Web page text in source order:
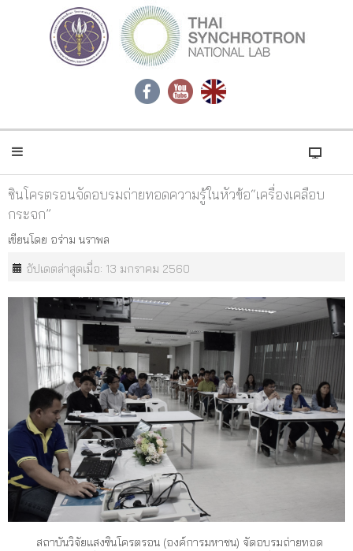
ซินโครตรอนจัดอบรมถ่ายทอดความรู้ในหัวข้อ“เครื่องเคลือบ
กระจก”
เขียนโดย อร่าม นราพล
อัปเดตล่าสุดเมื่อ: 13 มกราคม 2560
สถาบันวิจัยแสงซินโครตรอน (องค์การมหาชน) จัดอบรมถ่ายทอด